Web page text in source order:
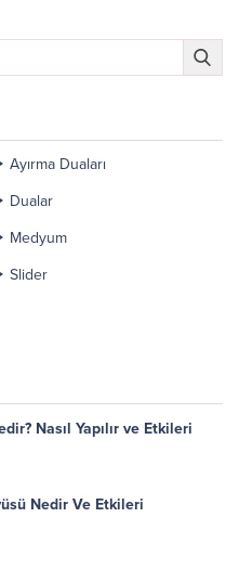
Ayırma Duaları
Dualar
Medyum
Slider
Nasıl Yapılır ve Etkileri
Nedir Ve Etkileri